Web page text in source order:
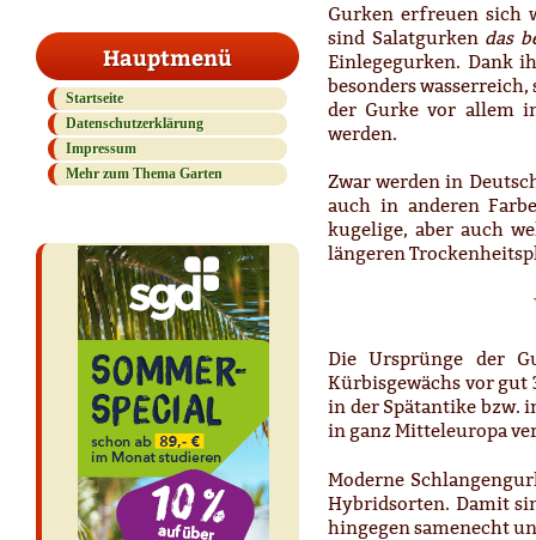
Hauptmenü
Startseite
Datenschutzerklärung
Impressum
Mehr zum Thema Garten
Gurken erfreuen sich
sind Salatgurken das
Einlegegurken. Dank
besonders
der Gurke vor allem
werden.
Zwar werden in
auch in anderen
kugelige, aber auch
längeren
Die Ursprünge der
Kürbisgewächs vor gut
in der Spätantike bzw.
in ganz Mitteleuropa
Moderne
Hybridsorten. Damit
hingegen samenecht